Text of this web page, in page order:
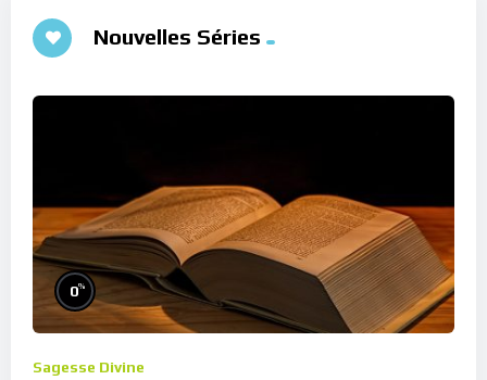
Nouvelles Séries
0%
Sagesse Divine